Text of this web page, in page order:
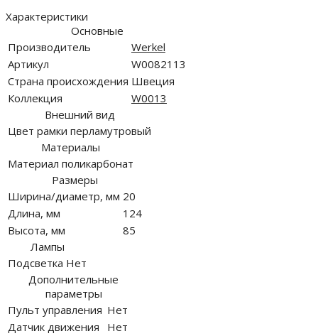
Характеристики
Основные
Производитель
Werkel
Артикул
W0082113
Страна происхождения Швеция
Коллекция
W0013
Внешний вид
Цвет рамки перламутровый
Материалы
Материал поликарбонат
Размеры
Ширина/диаметр, мм 20
Длина, мм
124
Высота, мм
85
Лампы
Подсветка Нет
Дополнительные
параметры
Пульт управления Нет
Датчик движения
Нет